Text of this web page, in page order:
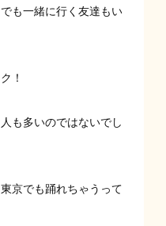
も一緒に行く友達もい
！
も多いのではないでし
京でも踊れちゃうって